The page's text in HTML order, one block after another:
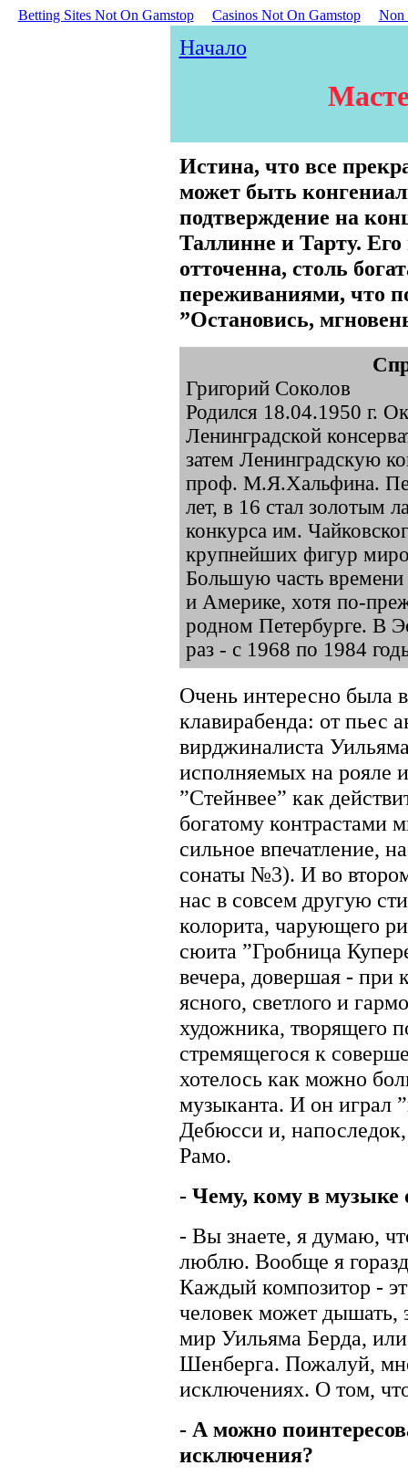
Betting Sites Not On Gamstop Casinos Not On Gamstop Non
Начало
Истина, что все
может быть
подтверждение на
Таллинне и Тарту.
отточенна, столь
переживаниями, что
”Остановись,
Григорий Соколов
Родился 18.04.1950 г.
Ленинградской
затем Ленинградскую
проф. М.Я.Хальфина.
лет, в 16 стал золотым
конкурса им.
крупнейших фигур
Большую часть времени
и Америке, хотя по-
родном Петербурге. В
раз - с 1968 по 1984
Очень интересно была
клавирабенда: от пьес
вирджиналиста
исполняемых на рояле
”Стейнвее” как
богатому контрастами
сильное впечатление,
сонаты №3). И во
нас в совсем другую
колорита, чарующего
сюита ”Гробница
вечера, довершая - при
ясного, светлого и
художника, творящего
стремящегося к
хотелось как можно
музыканта. И он играл
Дебюсси и,
Рамо.
- Чему, кому в музыке
- Вы знаете, я думаю,
люблю. Вообще я
Каждый композитор -
человек может дышать,
мир Уильяма Берда,
Шенберга. Пожалуй,
исключениях. О том,
- А можно
исключения?